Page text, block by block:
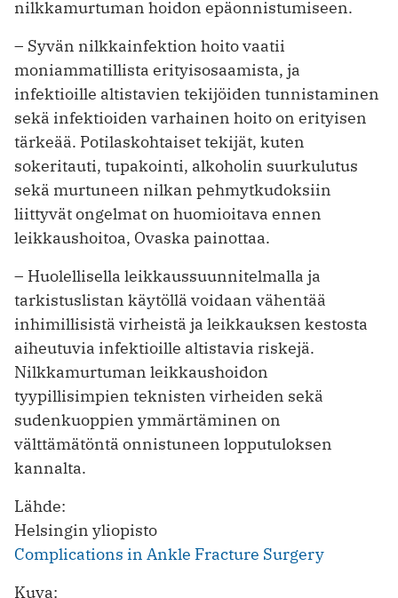
nilkkamurtuman hoidon epäonnistumiseen.
– Syvän nilkkainfektion hoito vaatii
moniammatillista erityisosaamista, ja
infektioille altistavien tekijöiden tunnistaminen
sekä infektioiden varhainen hoito on erityisen
tärkeää. Potilaskohtaiset tekijät, kuten
sokeritauti, tupakointi, alkoholin suurkulutus
sekä murtuneen nilkan pehmytkudoksiin
liittyvät ongelmat on huomioitava ennen
leikkaushoitoa, Ovaska painottaa.
– Huolellisella leikkaussuunnitelmalla ja
tarkistuslistan käytöllä voidaan vähentää
inhimillisistä virheistä ja leikkauksen kestosta
aiheutuvia infektioille altistavia riskejä.
Nilkkamurtuman leikkaushoidon
tyypillisimpien teknisten virheiden sekä
sudenkuoppien ymmärtäminen on
välttämätöntä onnistuneen lopputuloksen
kannalta.
Lähde:
Helsingin yliopisto
Complications in Ankle Fracture Surgery
Kuva: